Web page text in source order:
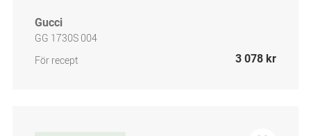
Gucci
GG 1730S 004
För recept
3 078 kr